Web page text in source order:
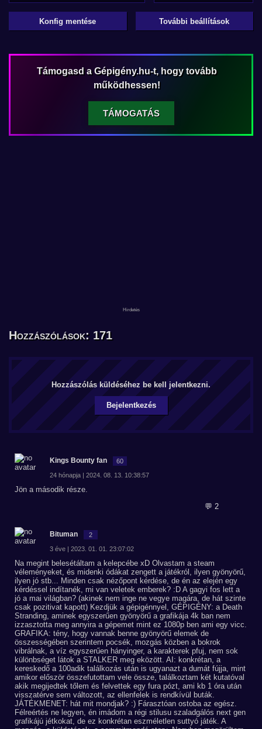
Konfig mentése További beállítások
Támogasd a Gépigény.hu-t, hogy tovább
működhessen!
TÁMOGATÁS
Hozzászólások: 171
Hozzászólás küldéséhez be kell jelentkezni.
Bejelentkezés
Kings Bounty fan 60
24 hónapja | 2024. 08. 13. 10:38:57
Jön a második része.
💬 2
Bituman 2
3 éve | 2023. 01. 01. 23:07:02
Na megint belesétáltam a kelepcébe xD Olvastam a steam
véleményeket, és midenki ódákat zengett a játékról, ilyen gyönyörű,
ilyen jó stb... Minden csak nézőpont kérdése, de én az elején egy
kérdéssel indítanék, mi van veletek emberek? :D A gagyi fos lett a
jó a mai világban? (akinek nem inge ne vegye magára, de hát szinte
csak pozitivat kapott) Kezdjük a gépigénnyel, GÉPIGÉNY: a Death
Stranding, aminek egyszerűen gyönyörű a grafikája 4k ban nem
izzasztotta meg annyira a gépemet mint ez 1080p ben ami egy vicc.
GRAFIKA: tény, hogy vannak benne gyönyörű elemek de
összességében szerintem pocsék, mozgás közben a bokrok
vibrálnak, a víz egyszerűen hányinger, a karakterek pfuj, nem sok
különbséget látok a STALKER meg eközött. AI: konkrétan, a
kereskedő a 100adik találkozás után is ugyanazt a dumát fújja, mint
amikor először összefutottam vele össze, találkoztam két kutatóval
akik megijedtek tőlem és felvettek egy fura pózt, ami kb 1 óra után
visszatérve sem változott, az ellenfelek is rendkívül buták.
JÁTÉKMENET: hát mit mondjak? :) Fárasztóan ostoba az egész.
Félreértés ne legyen, én imádom a régi stilusu szaladgálós next gen
grafikájú jétkokat, de ez konkrétan eszméletlen suttyó játék. A